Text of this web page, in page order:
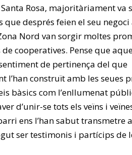
Rosa, majoritàriament va
després feien el seu
Nord van sorgir moltes
cooperatives. Pense que
de pertinença del que
l’han construït amb les seues
bàsics com l’enllumenat
d’unir-se tots els veïns i
ens l’han sabut transmetre
ser testimonis i partícips de